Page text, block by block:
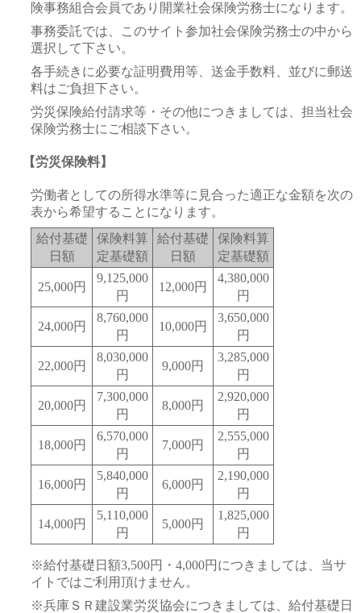
険事務組合会員であり開業社会保険労務士になります。
事務委託では、このサイト参加社会保険労務士の中から
選択して下さい。
各手続きに必要な証明費用等、送金手数料、並びに郵送
料はご負担下さい。
労災保険給付請求等・その他につきましては、担当社会
保険労務士にご相談下さい。
【労災保険料】
労働者としての所得水準等に見合った適正な金額を次の
表から希望することになります。
給付基礎
日額
保険料算
定基礎額
給付基礎
日額
保険料算
定基礎額
25,000円
9,125,000
円
12,000円
4,380,000
円
24,000円
8,760,000
円
10,000円
3,650,000
円
22,000円
8,030,000
円
9,000円
3,285,000
円
20,000円
7,300,000
円
8,000円
2,920,000
円
18,000円
6,570,000
円
7,000円
2,555,000
円
16,000円
5,840,000
円
6,000円
2,190,000
円
14,000円
5,110,000
円
5,000円
1,825,000
円
※給付基礎日額3,500円・4,000円につきましては、当サ
イトではご利用頂けません。
※兵庫ＳＲ建設業労災協会につきましては、給付基礎日